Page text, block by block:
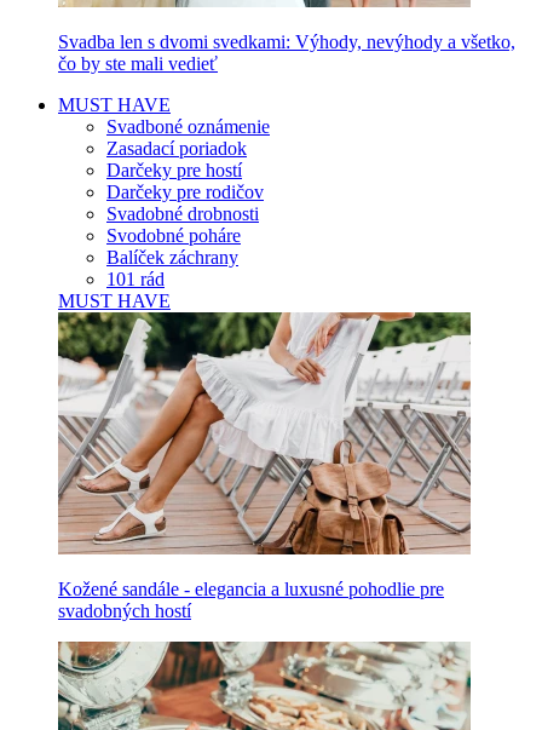
Svadba len s dvomi svedkami: Výhody, nevýhody a všetko,
čo by ste mali vedieť
MUST HAVE
Svadboné oznámenie
Zasadací poriadok
Darčeky pre hostí
Darčeky pre rodičov
Svadobné drobnosti
Svodobné poháre
Balíček záchrany
101 rád
MUST HAVE
Kožené sandále - elegancia a luxusné pohodlie pre
svadobných hostí